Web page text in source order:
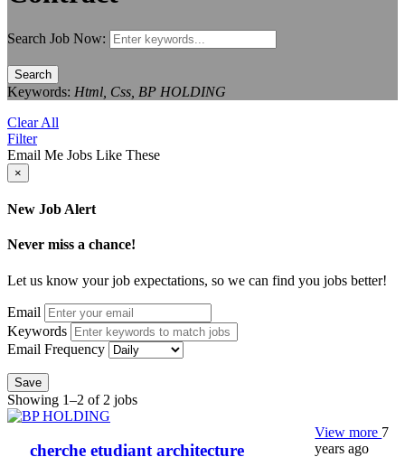
Search Job Now:
Search
Keywords: Html, Css, BP HOLDING
Clear All
Filter
Email Me Jobs Like These
×
New Job Alert
Never miss a chance!
Let us know your job expectations, so we can find you jobs better!
Email
Keywords
Email Frequency
Save
Showing 1–2 of 2 jobs
cherche etudiant architecture
View more 7
years ago